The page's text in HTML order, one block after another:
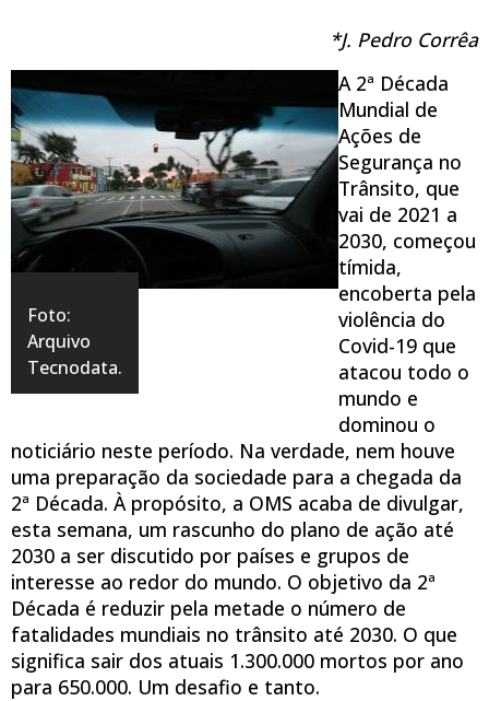
*J. Pedro Corrêa
Foto:
Arquivo
Tecnodata.
A 2ª Década
Mundial de
Ações de
Segurança no
Trânsito, que
vai de 2021 a
2030, começou
tímida,
encoberta pela
violência do
Covid-19 que
atacou todo o
mundo e
dominou o
noticiário neste período. Na verdade, nem houve
uma preparação da sociedade para a chegada da
2ª Década. À propósito, a OMS acaba de divulgar,
esta semana, um rascunho do plano de ação até
2030 a ser discutido por países e grupos de
interesse ao redor do mundo. O objetivo da 2ª
Década é reduzir pela metade o número de
fatalidades mundiais no trânsito até 2030. O que
significa sair dos atuais 1.300.000 mortos por ano
para 650.000. Um desafio e tanto.